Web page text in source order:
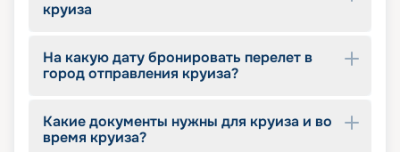
изучайте схемы, описание, план палуб и кают,
смотрите расписание, характеристики и обзоры
лайнеров. Доверьте ваш отпуск нам, и вы
круиза
На какую дату бронировать перелет в
город отправления круиза?
Какие документы нужны для круиза и во
время круиза?